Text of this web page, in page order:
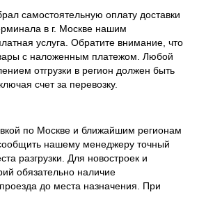
самостоятельную оплату доставки
в г. Москве нашим
услуга. Обратите внимание, что
с наложенным платежом. Любой
отгрузки в регион должен быть
счет за перевозку.
по Москве и ближайшим регионам
нашему менеджеру точный
разгрузки. Для новостроек и
обязательно наличие
до места назначения. При